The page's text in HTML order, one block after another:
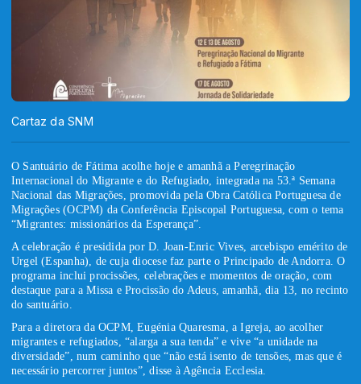
Cartaz da SNM
O Santuário de Fátima acolhe hoje e amanhã a Peregrinação
Internacional do Migrante e do Refugiado, integrada na 53.ª Semana
Nacional das Migrações, promovida pela Obra Católica Portuguesa de
Migrações (OCPM) da Conferência Episcopal Portuguesa, com o tema
“Migrantes: missionários da Esperança”.
A celebração é presidida por D. Joan-Enric Vives, arcebispo emérito de
Urgel (Espanha), de cuja diocese faz parte o Principado de Andorra. O
programa inclui procissões, celebrações e momentos de oração, com
destaque para a Missa e Procissão do Adeus, amanhã, dia 13, no recinto
do santuário.
Para a diretora da OCPM, Eugénia Quaresma, a Igreja, ao acolher
migrantes e refugiados, “alarga a sua tenda” e vive “a unidade na
diversidade”, num caminho que “não está isento de tensões, mas que é
necessário percorrer juntos”, disse à Agência Ecclesia.